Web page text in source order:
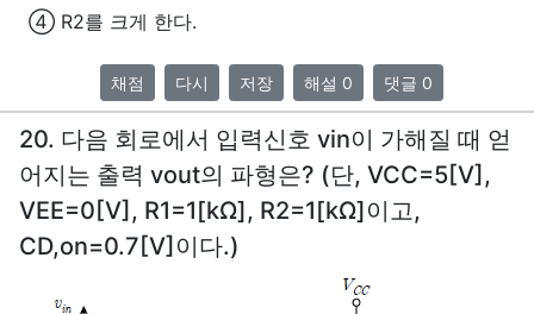
④ R2를 크게 한다.
채점 다시 저장 해설 0 댓글 0
20. 다음 회로에서 입력신호 vin이 가해질 때 얻
어지는 출력 vout의 파형은? (단, VCC=5[V],
VEE=0[V], R1=1[kΩ], R2=1[kΩ]이고,
CD,on=0.7[V]이다.)